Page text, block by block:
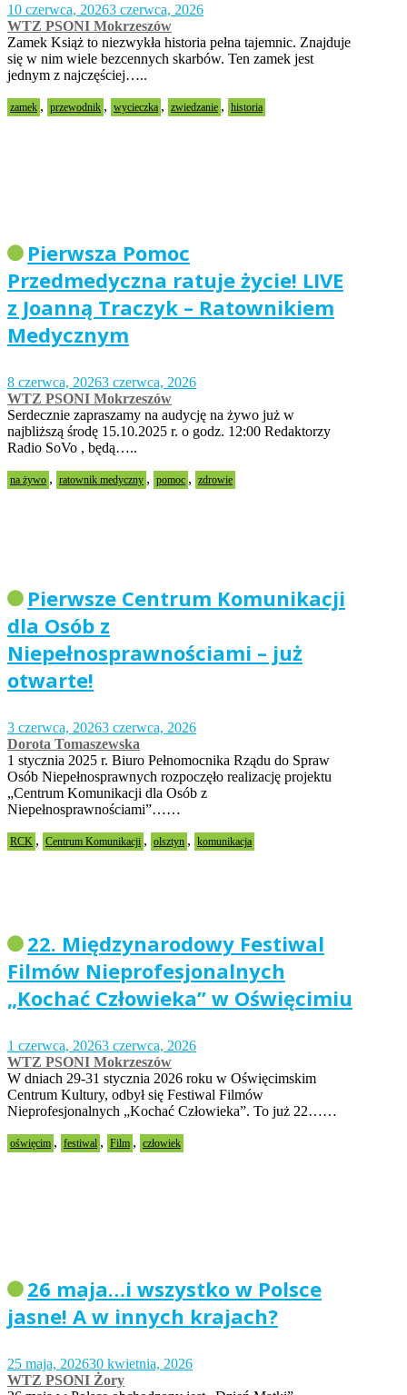
10 czerwca, 20263 czerwca, 2026
WTZ PSONI Mokrzeszów
Zamek Książ to niezwykła historia pełna tajemnic. Znajduje
się w nim wiele bezcennych skarbów. Ten zamek jest
jednym z najczęściej…..
zamek , przewodnik , wycieczka , zwiedzanie , historia
Pierwsza Pomoc
Przedmedyczna ratuje życie! LIVE
z Joanną Traczyk – Ratownikiem
Medycznym
8 czerwca, 20263 czerwca, 2026
WTZ PSONI Mokrzeszów
Serdecznie zapraszamy na audycję na żywo już w
najbliższą środę 15.10.2025 r. o godz. 12:00 Redaktorzy
Radio SoVo , będą…..
na żywo , ratownik medyczny , pomoc , zdrowie
Pierwsze Centrum Komunikacji
dla Osób z
Niepełnosprawnościami – już
otwarte!
3 czerwca, 20263 czerwca, 2026
Dorota Tomaszewska
1 stycznia 2025 r. Biuro Pełnomocnika Rządu do Spraw
Osób Niepełnosprawnych rozpoczęło realizację projektu
„Centrum Komunikacji dla Osób z
Niepełnosprawnościami”……
RCK , Centrum Komunikacji , olsztyn , komunikacja
22. Międzynarodowy Festiwal
Filmów Nieprofesjonalnych
„Kochać Człowieka” w Oświęcimiu
1 czerwca, 20263 czerwca, 2026
WTZ PSONI Mokrzeszów
W dniach 29-31 stycznia 2026 roku w Oświęcimskim
Centrum Kultury, odbył się Festiwal Filmów
Nieprofesjonalnych „Kochać Człowieka”. To już 22……
oświęcim , festiwal , Film , człowiek
26 maja…i wszystko w Polsce
jasne! A w innych krajach?
25 maja, 202630 kwietnia, 2026
WTZ PSONI Żory